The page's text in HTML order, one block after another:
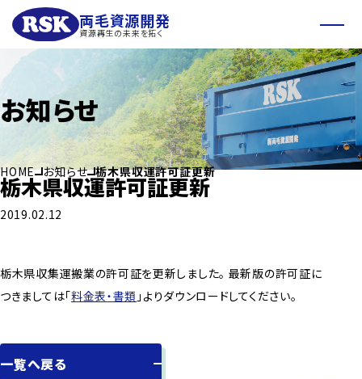
両毛資源開発
資源再生の未来を拓く
お知らせ
HOME お知らせ 栃木県収運許可証更新
栃木県収運許可証更新
2019.02.12
栃木県収集運搬業の許可証を更新しました。 最新版の許可証に
つきましては「料金表・書類 」よりダウンロードしてください。
一覧へ戻る